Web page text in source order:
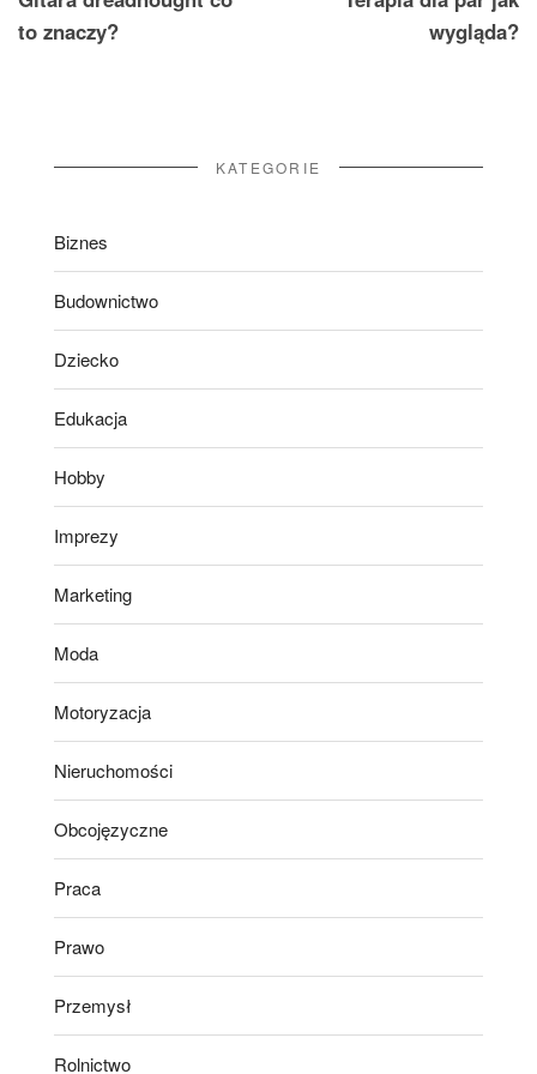
to znaczy?
wygląda?
KATEGORIE
Biznes
Budownictwo
Dziecko
Edukacja
Hobby
Imprezy
Marketing
Moda
Motoryzacja
Nieruchomości
Obcojęzyczne
Praca
Prawo
Przemysł
Rolnictwo